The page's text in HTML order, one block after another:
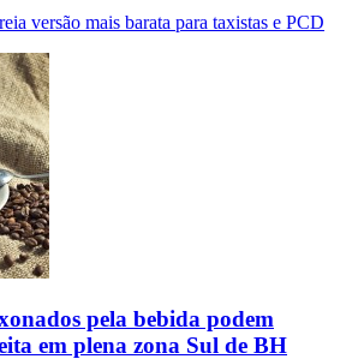
versão mais barata para taxistas e PCD
pela bebida podem
em plena zona Sul de BH